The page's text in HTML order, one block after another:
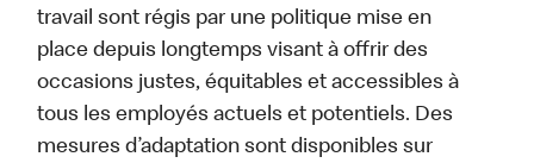
travail sont régis par une politique mise en
place depuis longtemps visant à offrir des
occasions justes, équitables et accessibles à
tous les employés actuels et potentiels. Des
mesures d’adaptation sont disponibles sur